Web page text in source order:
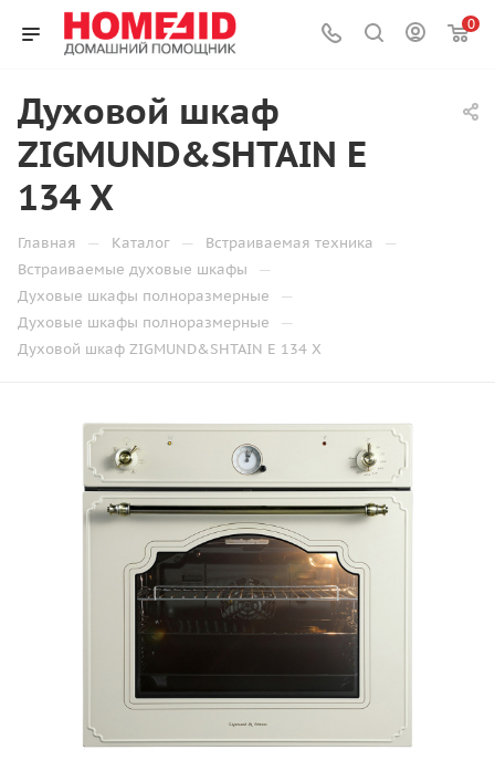
0
Духовой шкаф
ZIGMUND&SHTAIN E
134 X
Главная — Каталог — Встраиваемая техника —
Встраиваемые духовые шкафы —
Духовые шкафы полноразмерные —
Духовые шкафы полноразмерные —
Духовой шкаф ZIGMUND&SHTAIN E 134 X